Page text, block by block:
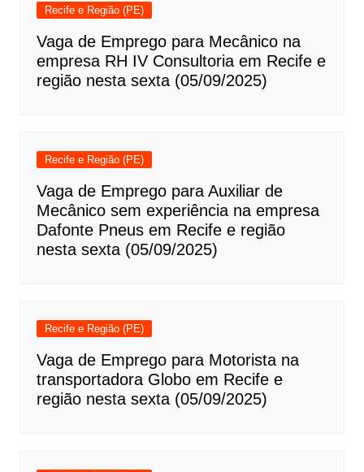
Recife e Região (PE)
Vaga de Emprego para Mecânico na
empresa RH IV Consultoria em Recife e
região nesta sexta (05/09/2025)
Recife e Região (PE)
Vaga de Emprego para Auxiliar de
Mecânico sem experiência na empresa
Dafonte Pneus em Recife e região
nesta sexta (05/09/2025)
Recife e Região (PE)
Vaga de Emprego para Motorista na
transportadora Globo em Recife e
região nesta sexta (05/09/2025)